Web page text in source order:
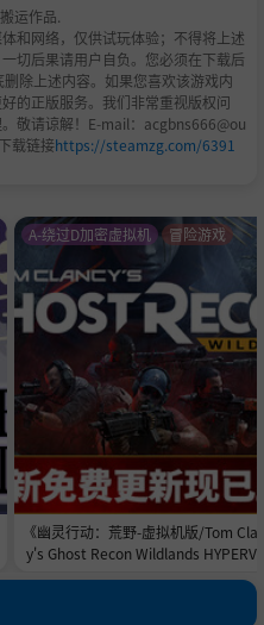
运作品.
和网络，仅供试玩体验；不得将上述
切后果请用户自负。您必须在下载后
除上述内容。如果您喜欢该游戏内
的正版服务。我们非常重视版权问
敬请谅解！E-mail：acgbns666@ou
载链接https://steamzg.com/6391
《幽灵行动：荒野-虚拟机版/Tom
y's Ghost Recon Wildlands
A-绕过D加密虚拟机 冒险游戏